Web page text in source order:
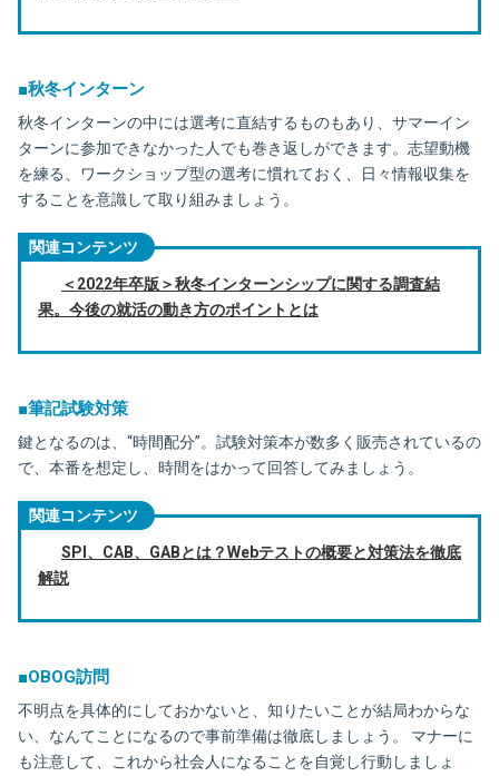
■秋冬インターン
秋冬インターンの中には選考に直結するものもあり、サマーイン
ターンに参加できなかった人でも巻き返しができます。志望動機
を練る、ワークショップ型の選考に慣れておく、日々情報収集を
することを意識して取り組みましょう。
関連コンテンツ
＜2022年卒版＞秋冬インターンシップに関する調査結
果。今後の就活の動き方のポイントとは
■筆記試験対策
鍵となるのは、“時間配分”。試験対策本が数多く販売されているの
で、本番を想定し、時間をはかって回答してみましょう。
関連コンテンツ
SPI、CAB、GABとは？Webテストの概要と対策法を徹底
解説
■OBOG訪問
不明点を具体的にしておかないと、知りたいことが結局わからな
い、なんてことになるので事前準備は徹底しましょう。 マナーに
も注意して、これから社会人になることを自覚し行動しましょ